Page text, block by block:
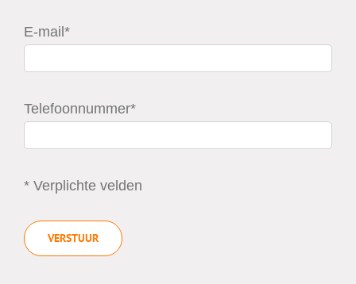
E-mail*
Telefoonnummer*
* Verplichte velden
VERSTUUR